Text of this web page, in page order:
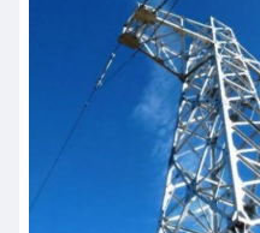
ჟურნალისტებს განუცხადა.